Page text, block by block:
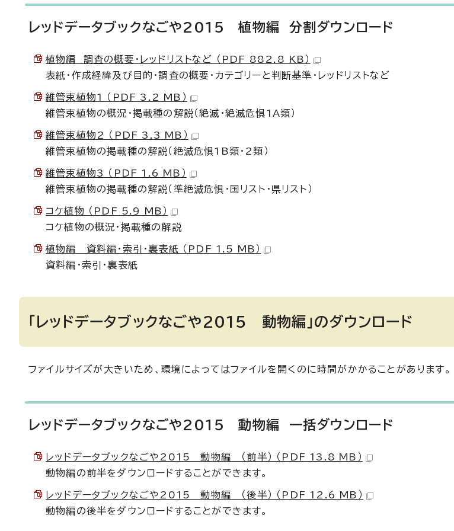
レッドデータブックなごや2015 植物編 分割ダウンロード
植物編 調査の概要・レッドリストなど （PDF 882.8 KB）
表紙・作成経緯及び目的・調査の概要・カテゴリーと判断基準・レッドリストなど
維管束植物1 （PDF 3.2 MB）
維管束植物の概況・掲載種の解説（絶滅・絶滅危惧1A類）
維管束植物2 （PDF 3.3 MB）
維管束植物の掲載種の解説（絶滅危惧1B類・2類）
維管束植物3 （PDF 1.6 MB）
維管束植物の掲載種の解説（準絶滅危惧・国リスト・県リスト）
コケ植物 （PDF 5.9 MB）
コケ植物の概況・掲載種の解説
植物編 資料編・索引・裏表紙 （PDF 1.5 MB）
資料編・索引・裏表紙
「レッドデータブックなごや2015 動物編」のダウンロード
ファイルサイズが大きいため、環境によってはファイルを開くのに時間がかかることがあります。
レッドデータブックなごや2015 動物編 一括ダウンロード
レッドデータブックなごや2015 動物編 （前半） （PDF 13.8 MB）
動物編の前半をダウンロードすることができます。
レッドデータブックなごや2015 動物編 （後半） （PDF 12.6 MB）
動物編の後半をダウンロードすることができます。